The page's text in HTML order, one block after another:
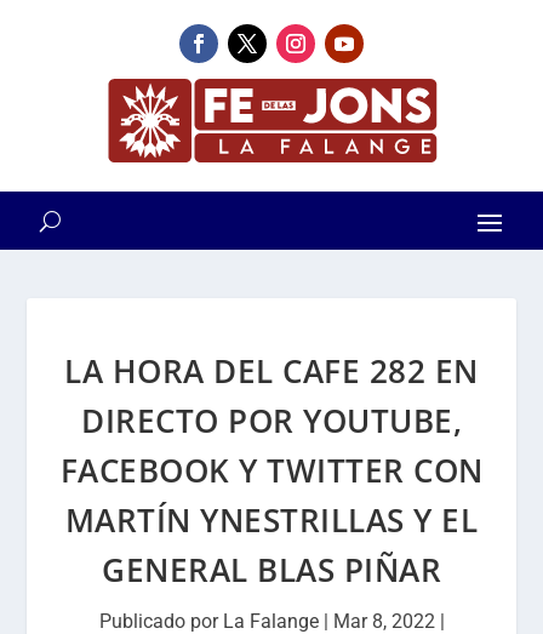
LA HORA DEL CAFE 282 EN
DIRECTO POR YOUTUBE,
FACEBOOK Y TWITTER CON
MARTÍN YNESTRILLAS Y EL
GENERAL BLAS PIÑAR
Publicado por La Falange| Mar 8, 2022|